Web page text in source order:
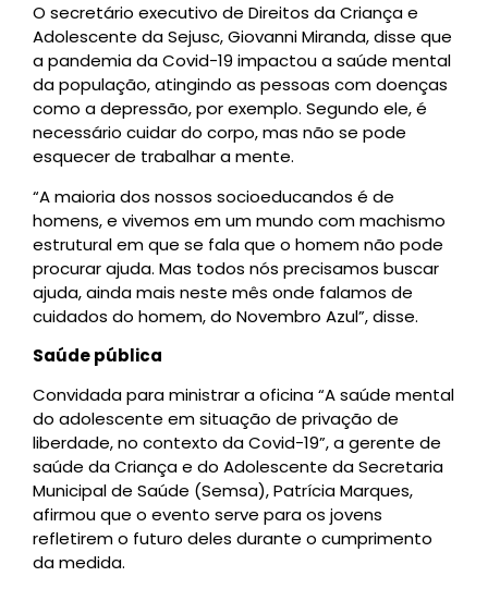
O secretário executivo de Direitos da Criança e
Adolescente da Sejusc, Giovanni Miranda, disse que
a pandemia da Covid-19 impactou a saúde mental
da população, atingindo as pessoas com doenças
como a depressão, por exemplo. Segundo ele, é
necessário cuidar do corpo, mas não se pode
esquecer de trabalhar a mente.
“A maioria dos nossos socioeducandos é de
homens, e vivemos em um mundo com machismo
estrutural em que se fala que o homem não pode
procurar ajuda. Mas todos nós precisamos buscar
ajuda, ainda mais neste mês onde falamos de
cuidados do homem, do Novembro Azul”, disse.
Saúde pública
Convidada para ministrar a oficina “A saúde mental
do adolescente em situação de privação de
liberdade, no contexto da Covid-19”, a gerente de
saúde da Criança e do Adolescente da Secretaria
Municipal de Saúde (Semsa), Patrícia Marques,
afirmou que o evento serve para os jovens
refletirem o futuro deles durante o cumprimento
da medida.